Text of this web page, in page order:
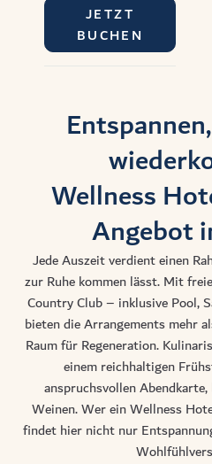
JETZT
BUCHEN
Wellness
Angebot
Jede Auszeit verdient einen
zur Ruhe kommen lässt. Mit
Country Club – inklusive Pool,
bieten die Arrangements mehr
Raum für Regeneration.
einem reichhaltigen
anspruchsvollen
Weinen. Wer einWellness
findet hier nicht nur